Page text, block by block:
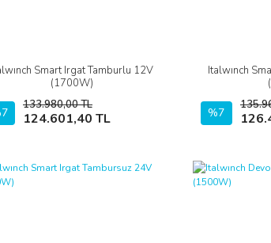
Smart Irgat Tamburlu 12V
(1700W)
133.980,00 TL
124.601,40 TL
İncele
Sepete Ekle
Italwınch
%7